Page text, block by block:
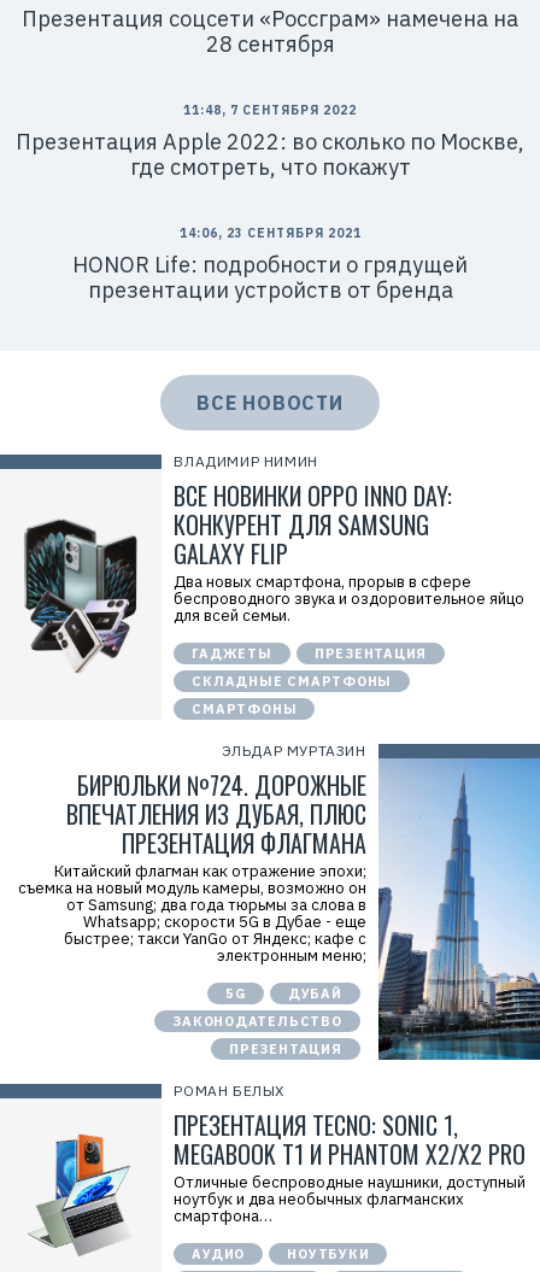
ВЛАДИМИР НИМИН
ВСЕ НОВИНКИ OPPO INNO DAY:
КОНКУРЕНТ ДЛЯ SAMSUNG
GALAXY FLIP
Два новых смартфона, прорыв в сфере
беспроводного звука и оздоровительное яйцо
для всей семьи.
ГАДЖЕТЫ
ПРЕЗЕНТАЦИЯ
СКЛАДНЫЕ СМАРТФОНЫ
СМАРТФОНЫ
ЭЛЬДАР МУРТАЗИН
БИРЮЛЬКИ №724. ДОРОЖНЫЕ
ВПЕЧАТЛЕНИЯ ИЗ ДУБАЯ, ПЛЮС
ПРЕЗЕНТАЦИЯ ФЛАГМАНА
Китайский флагман как отражение эпохи;
съемка на новый модуль камеры, возможно он
от Samsung; два года тюрьмы за слова в
Whatsapp; скорости 5G в Дубае - еще
быстрее; такси YanGo от Яндекс; кафе с
электронным меню;
5G
ДУБАЙ
ЗАКОНОДАТЕЛЬСТВО
ПРЕЗЕНТАЦИЯ
РОМАН БЕЛЫХ
ПРЕЗЕНТАЦИЯ TECNO: SONIC 1,
MEGABOOK T1 И PHANTOM X2/X2 PRO
Отличные беспроводные наушники, доступный
ноутбук и два необычных флагманских
смартфона…
АУДИО
НОУТБУКИ
Презентация соцсети «Россграм» намечена на
28 сентября
11:48, 7 СЕНТЯБРЯ 2022
Презентация Apple 2022: во сколько по Москве,
где смотреть, что покажут
14:06, 23 СЕНТЯБРЯ 2021
HONOR Life: подробности о грядущей
презентации устройств от бренда
ВСЕ НОВОСТИ
й
7
1
4
4